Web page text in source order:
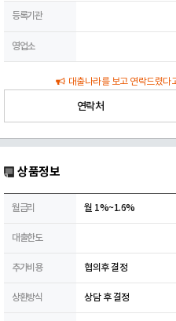
등록기관
영업소
대출나라를 보고 연락드렸다
연락처
상품정보
월금리 월 1%~1.6%
대출한도
추가비용 협의후 결정
상환방식 상담 후 결정